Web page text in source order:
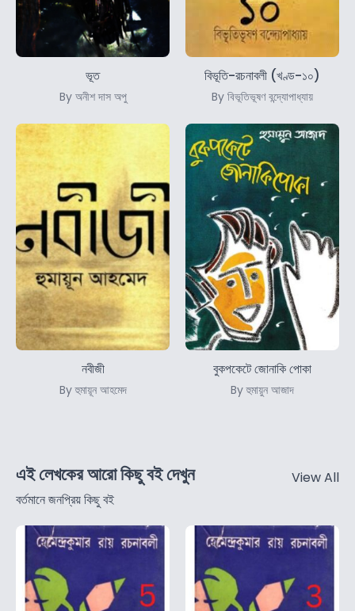
ভূত
By অনীশ দাস অপু
বিভূতি-রচনাবলী (খণ্ড-১০)
By বিভূতিভূষণ বন্দ্যোপাধ্যায়
নবীজী
By হুমায়ূন আহমেদ
বুকপকেটে জোনাকি পোকা
By হুমায়ুন আজাদ
এই লেখকের আরো কিছু বই দেখুন
বর্তমানে জনপ্রিয় কিছু বই
View All